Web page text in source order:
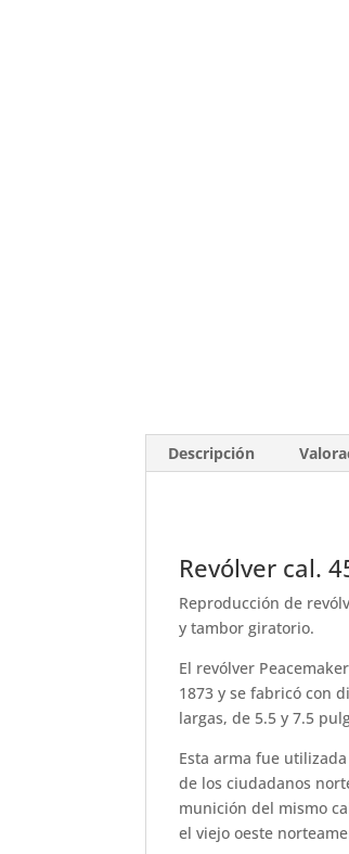
Descripción
Revólver cal.
Reproducción de
y tambor giratorio.
El revólver
1873 y se fabricó con
largas, de 5.5 y 7.5
Esta arma fue
de los ciudadanos
munición del mismo
el viejo oeste